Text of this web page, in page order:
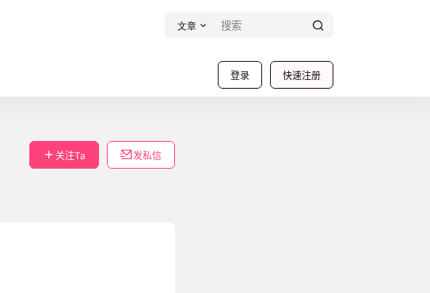
文章
登录 快速注册
关注Ta 发私信